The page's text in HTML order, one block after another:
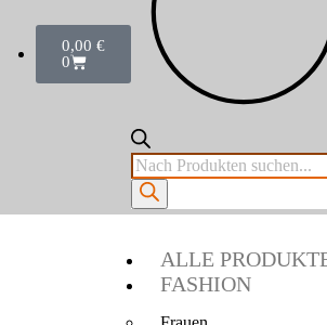
0,00 €
0
ALLE
FASHION